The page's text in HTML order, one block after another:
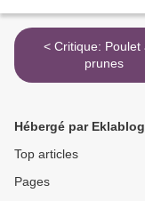
< Critique: Poulet aux
prunes
Hébergé par Eklablog
Top articles
Pages